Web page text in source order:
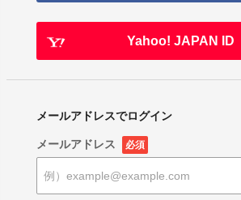
Yahoo! JAPAN ID
メールアドレスでログイン
メールアドレス 必須